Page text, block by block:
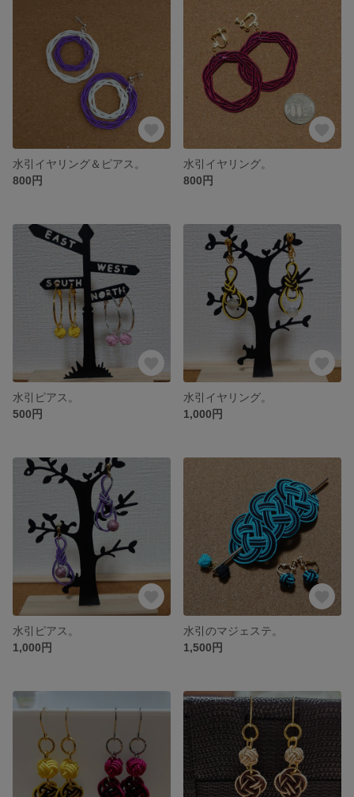
水引イヤリング＆ピアス。
800円
水引イヤリング。
800円
水引ピアス。
500円
水引イヤリング。
1,000円
水引ピアス。
1,000円
水引のマジェステ。
1,500円